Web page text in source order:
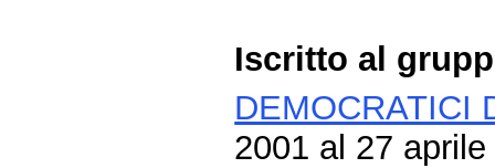
Iscritto al
DEMOCRATICI
2001 al 27